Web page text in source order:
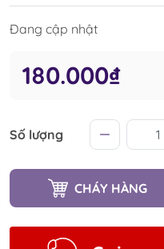
Đang cập nhật
180.000₫
Số lượng
CHÁY HÀNG